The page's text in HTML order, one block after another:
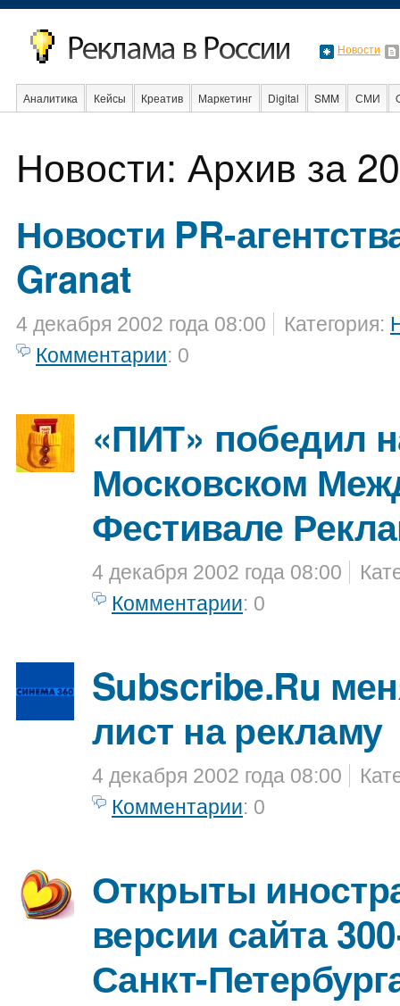
Новости
Аналитика Кейсы Креатив Маркетинг Digital SMM СМИ
Новости: Архив за
Новости PR-
Granat
4 декабря 2002 года 08:00 Категория:
Комментарии: 0
«ПИТ» победил
Московском
Фестивале
4 декабря 2002 года 08:00
Комментарии: 0
Subscribe.Ru
лист на рекламу
4 декабря 2002 года 08:00
Комментарии: 0
Открыты
версии сайта
Санкт-